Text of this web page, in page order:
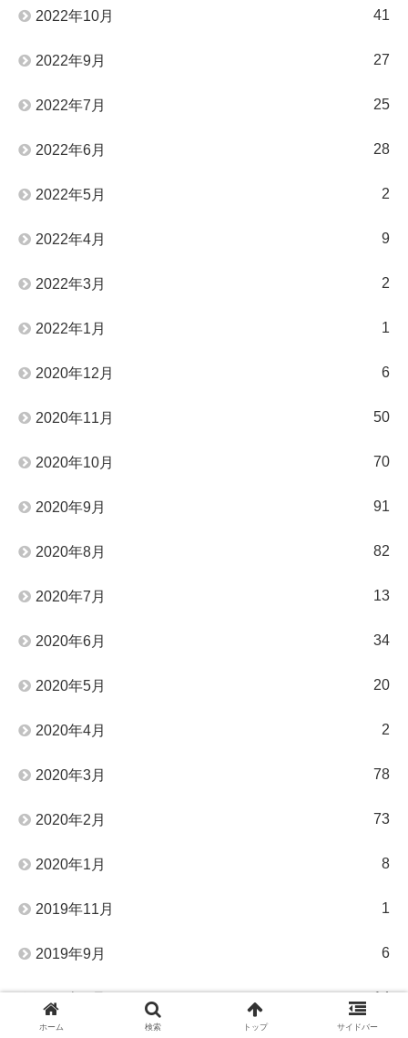
2022年10月 41
2022年9月 27
2022年7月 25
2022年6月 28
2022年5月 2
2022年4月 9
2022年3月 2
2022年1月 1
2020年12月 6
2020年11月 50
2020年10月 70
2020年9月 91
2020年8月 82
2020年7月 13
2020年6月 34
2020年5月 20
2020年4月 2
2020年3月 78
2020年2月 73
2020年1月 8
2019年11月 1
2019年9月 6
2019年6月
ホーム 検索 トップ サイドバー